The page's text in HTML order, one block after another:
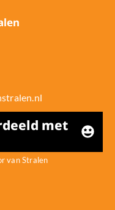
met
van Stralen